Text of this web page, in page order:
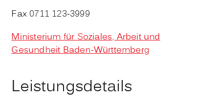
Fax 0711 123-3999
Ministerium für Soziales, Arbeit und
Gesundheit Baden-Württemberg
Leistungsdetails